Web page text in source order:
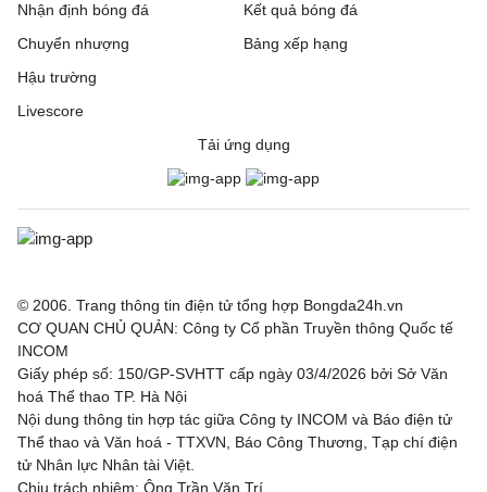
Nhận định bóng đá
Chuyển nhượng
Hậu trường
Livescore
Kết quả bóng đá
Bảng xếp hạng
Tải ứng dụng
© 2006. Trang thông tin điện tử tổng hợp Bongda24h.vn
CƠ QUAN CHỦ QUẢN: Công ty Cổ phần Truyền thông Quốc tế
INCOM
Giấy phép số: 150/GP-SVHTT cấp ngày 03/4/2026 bởi Sở Văn
hoá Thể thao TP. Hà Nội
Nội dung thông tin hợp tác giữa Công ty INCOM và Báo điện tử
Thể thao và Văn hoá - TTXVN, Báo Công Thương, Tạp chí điện
tử Nhân lực Nhân tài Việt.
Chịu trách nhiệm: Ông Trần Văn Trí